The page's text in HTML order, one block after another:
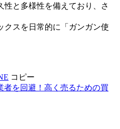
性と多様性を備えており、さ
クスを日常的に「ガンガン使
コピー
者を回避！高く売るための買